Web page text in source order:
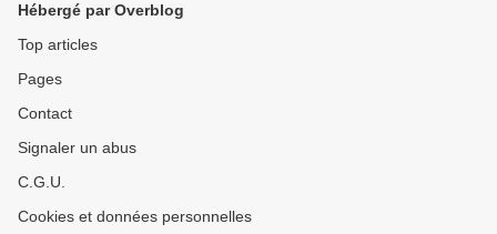
Hébergé par Overblog
Top articles
Pages
Contact
Signaler un abus
C.G.U.
Cookies et données personnelles